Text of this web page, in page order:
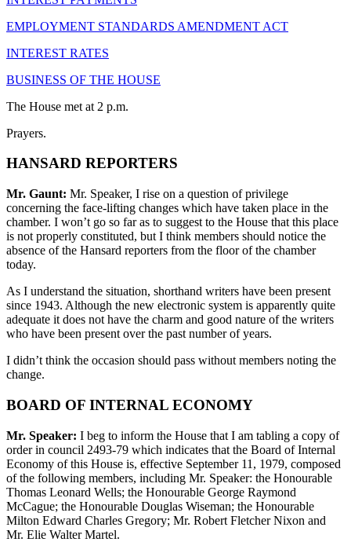
EMPLOYMENT STANDARDS AMENDMENT ACT
INTEREST RATES
BUSINESS OF THE HOUSE
The House met at 2 p.m.
Prayers.
HANSARD REPORTERS
Mr. Gaunt: Mr. Speaker, I rise on a question of privilege
concerning the face-lifting changes which have taken place in the
chamber. I won’t go so far as to suggest to the House that this place
is not properly constituted, but I think members should notice the
absence of the Hansard reporters from the floor of the chamber
today.
As I understand the situation, shorthand writers have been present
since 1943. Although the new electronic system is apparently quite
adequate it does not have the charm and good nature of the writers
who have been present over the past number of years.
I didn’t think the occasion should pass without members noting the
change.
BOARD OF INTERNAL ECONOMY
Mr. Speaker: I beg to inform the House that I am tabling a copy of
order in council 2493-79 which indicates that the Board of Internal
Economy of this House is, effective September 11, 1979, composed
of the following members, including Mr. Speaker: the Honourable
Thomas Leonard Wells; the Honourable George Raymond
McCague; the Honourable Douglas Wiseman; the Honourable
Milton Edward Charles Gregory; Mr. Robert Fletcher Nixon and
Mr. Elie Walter Martel.